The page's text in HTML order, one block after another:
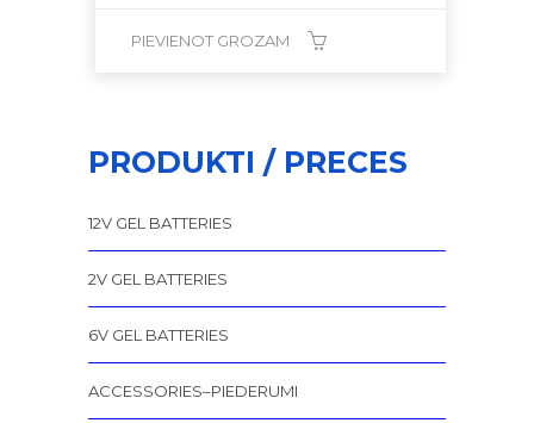
PIEVIENOT GROZAM
PRODUKTI / PRECES
12V GEL BATTERIES
2V GEL BATTERIES
6V GEL BATTERIES
ACCESSORIES–PIEDERUMI